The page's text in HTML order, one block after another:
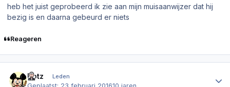
heb het juist geprobeerd ik zie aan mijn muisaanwijzer dat hij
bezig is en daarna gebeurd er niets
Reageren
Dotz Leden